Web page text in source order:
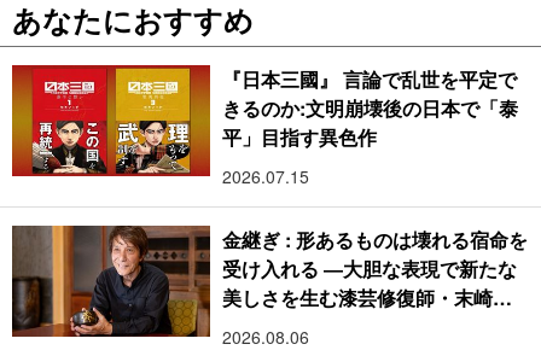
あなたにおすすめ
『日本三國』 言論で乱世を平定で
きるのか:文明崩壊後の日本で「泰
平」目指す異色作
2026.07.15
金継ぎ : 形あるものは壊れる宿命を
受け入れる ―大胆な表現で新たな
美しさを生む漆芸修復師・末崎広
樹
2026.08.06